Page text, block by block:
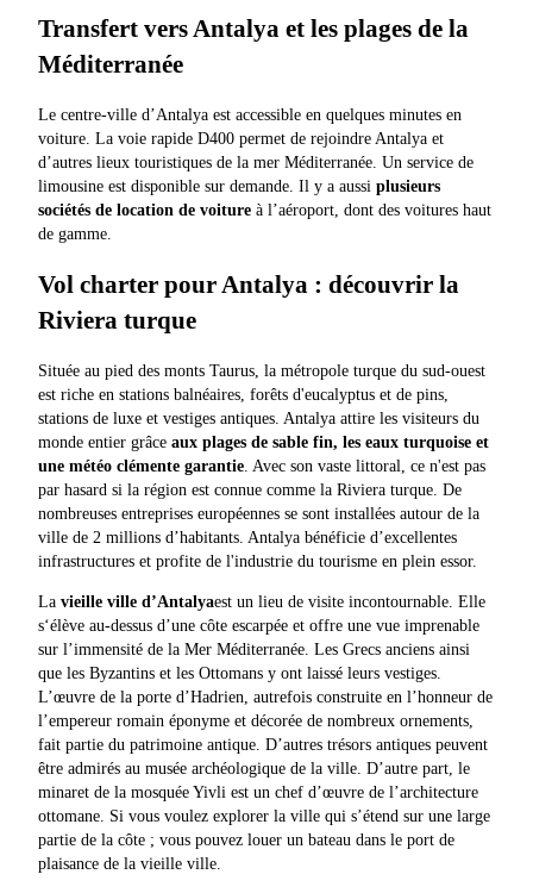
Transfert vers Antalya et les plages de la
Méditerranée
Le centre-ville d’Antalya est accessible en quelques minutes en
voiture. La voie rapide D400 permet de rejoindre Antalya et
d’autres lieux touristiques de la mer Méditerranée. Un service de
limousine est disponible sur demande. Il y a aussi plusieurs
sociétés de location de voiture à l’aéroport, dont des voitures haut
de gamme.
Vol charter pour Antalya : découvrir la
Riviera turque
Située au pied des monts Taurus, la métropole turque du sud-ouest
est riche en stations balnéaires, forêts d'eucalyptus et de pins,
stations de luxe et vestiges antiques. Antalya attire les visiteurs du
monde entier grâce aux plages de sable fin, les eaux turquoise et
une météo clémente garantie . Avec son vaste littoral, ce n'est pas
par hasard si la région est connue comme la Riviera turque. De
nombreuses entreprises européennes se sont installées autour de la
ville de 2 millions d’habitants. Antalya bénéficie d’excellentes
infrastructures et profite de l'industrie du tourisme en plein essor.
La vieille ville d’Antalyaest un lieu de visite incontournable. Elle
s‘élève au-dessus d’une côte escarpée et offre une vue imprenable
sur l’immensité de la Mer Méditerranée. Les Grecs anciens ainsi
que les Byzantins et les Ottomans y ont laissé leurs vestiges.
L’œuvre de la porte d’Hadrien, autrefois construite en l’honneur de
l’empereur romain éponyme et décorée de nombreux ornements,
fait partie du patrimoine antique. D’autres trésors antiques peuvent
être admirés au musée archéologique de la ville. D’autre part, le
minaret de la mosquée Yivli est un chef d’œuvre de l’architecture
ottomane. Si vous voulez explorer la ville qui s’étend sur une large
partie de la côte ; vous pouvez louer un bateau dans le port de
plaisance de la vieille ville.